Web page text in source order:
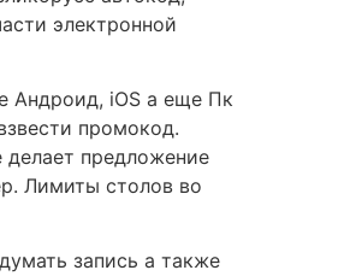
электронной
промокод.
делает предложение
Лимиты столов во
запись а также